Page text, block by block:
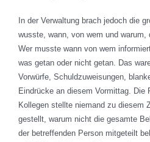
In der Verwaltung brach jedoch die
wusste, wann, von wem und
Wer musste wann von wem
was getan oder nicht getan. Das
Vorwürfe, Schuldzuweisungen,
Eindrücke an diesem Vormittag. Die
Kollegen stellte niemand zu diesem
gestellt, warum nicht die gesamte
der betreffenden Person mitgeteilt